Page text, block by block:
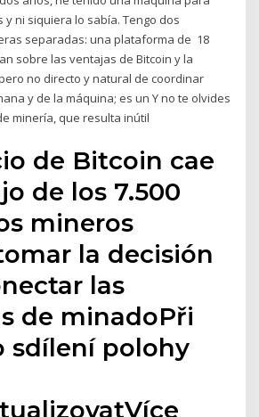
ni siquiera lo sabía. Tengo dos
separadas: una plataforma de 18
sobre las ventajas de Bitcoin y la
no directo y natural de coordinar
y de la máquina; es un Y no te olvides
minería, que resulta inútil
de Bitcoin cae
de los 7.500
mineros
la decisión
las
de minadoPři
sdílení polohy